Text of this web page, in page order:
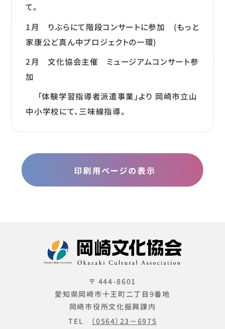
て。
1月 りぶらにて階段コンサートに参加 (もっと
家康公ど真ん中プロジェクトの一環)
2月 文化協会主催 ミュージアムコンサート参
加
「体験学習指導者派遣事業」より 岡崎市立山
中小学校にて、三味線指導。
〒 444-8601
愛知県岡崎市十王町二丁目9番地
岡崎市役所文化振興課内
TEL （0564）23－6975